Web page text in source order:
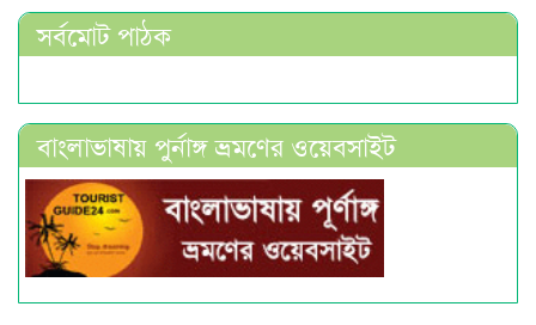
সর্বমোট পাঠক
বাংলাভাষায় পুর্নাঙ্গ ভ্রমণের ওয়েবসাইট